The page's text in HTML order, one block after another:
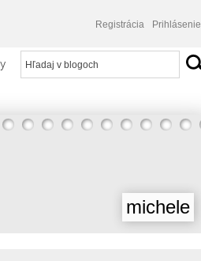
Registrácia Prihlásenie
michele